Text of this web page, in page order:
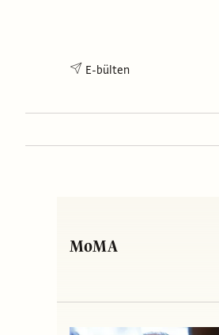
E-bülten
MoMA